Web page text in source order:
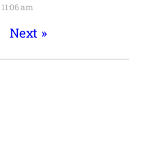
11:06 am
Next »